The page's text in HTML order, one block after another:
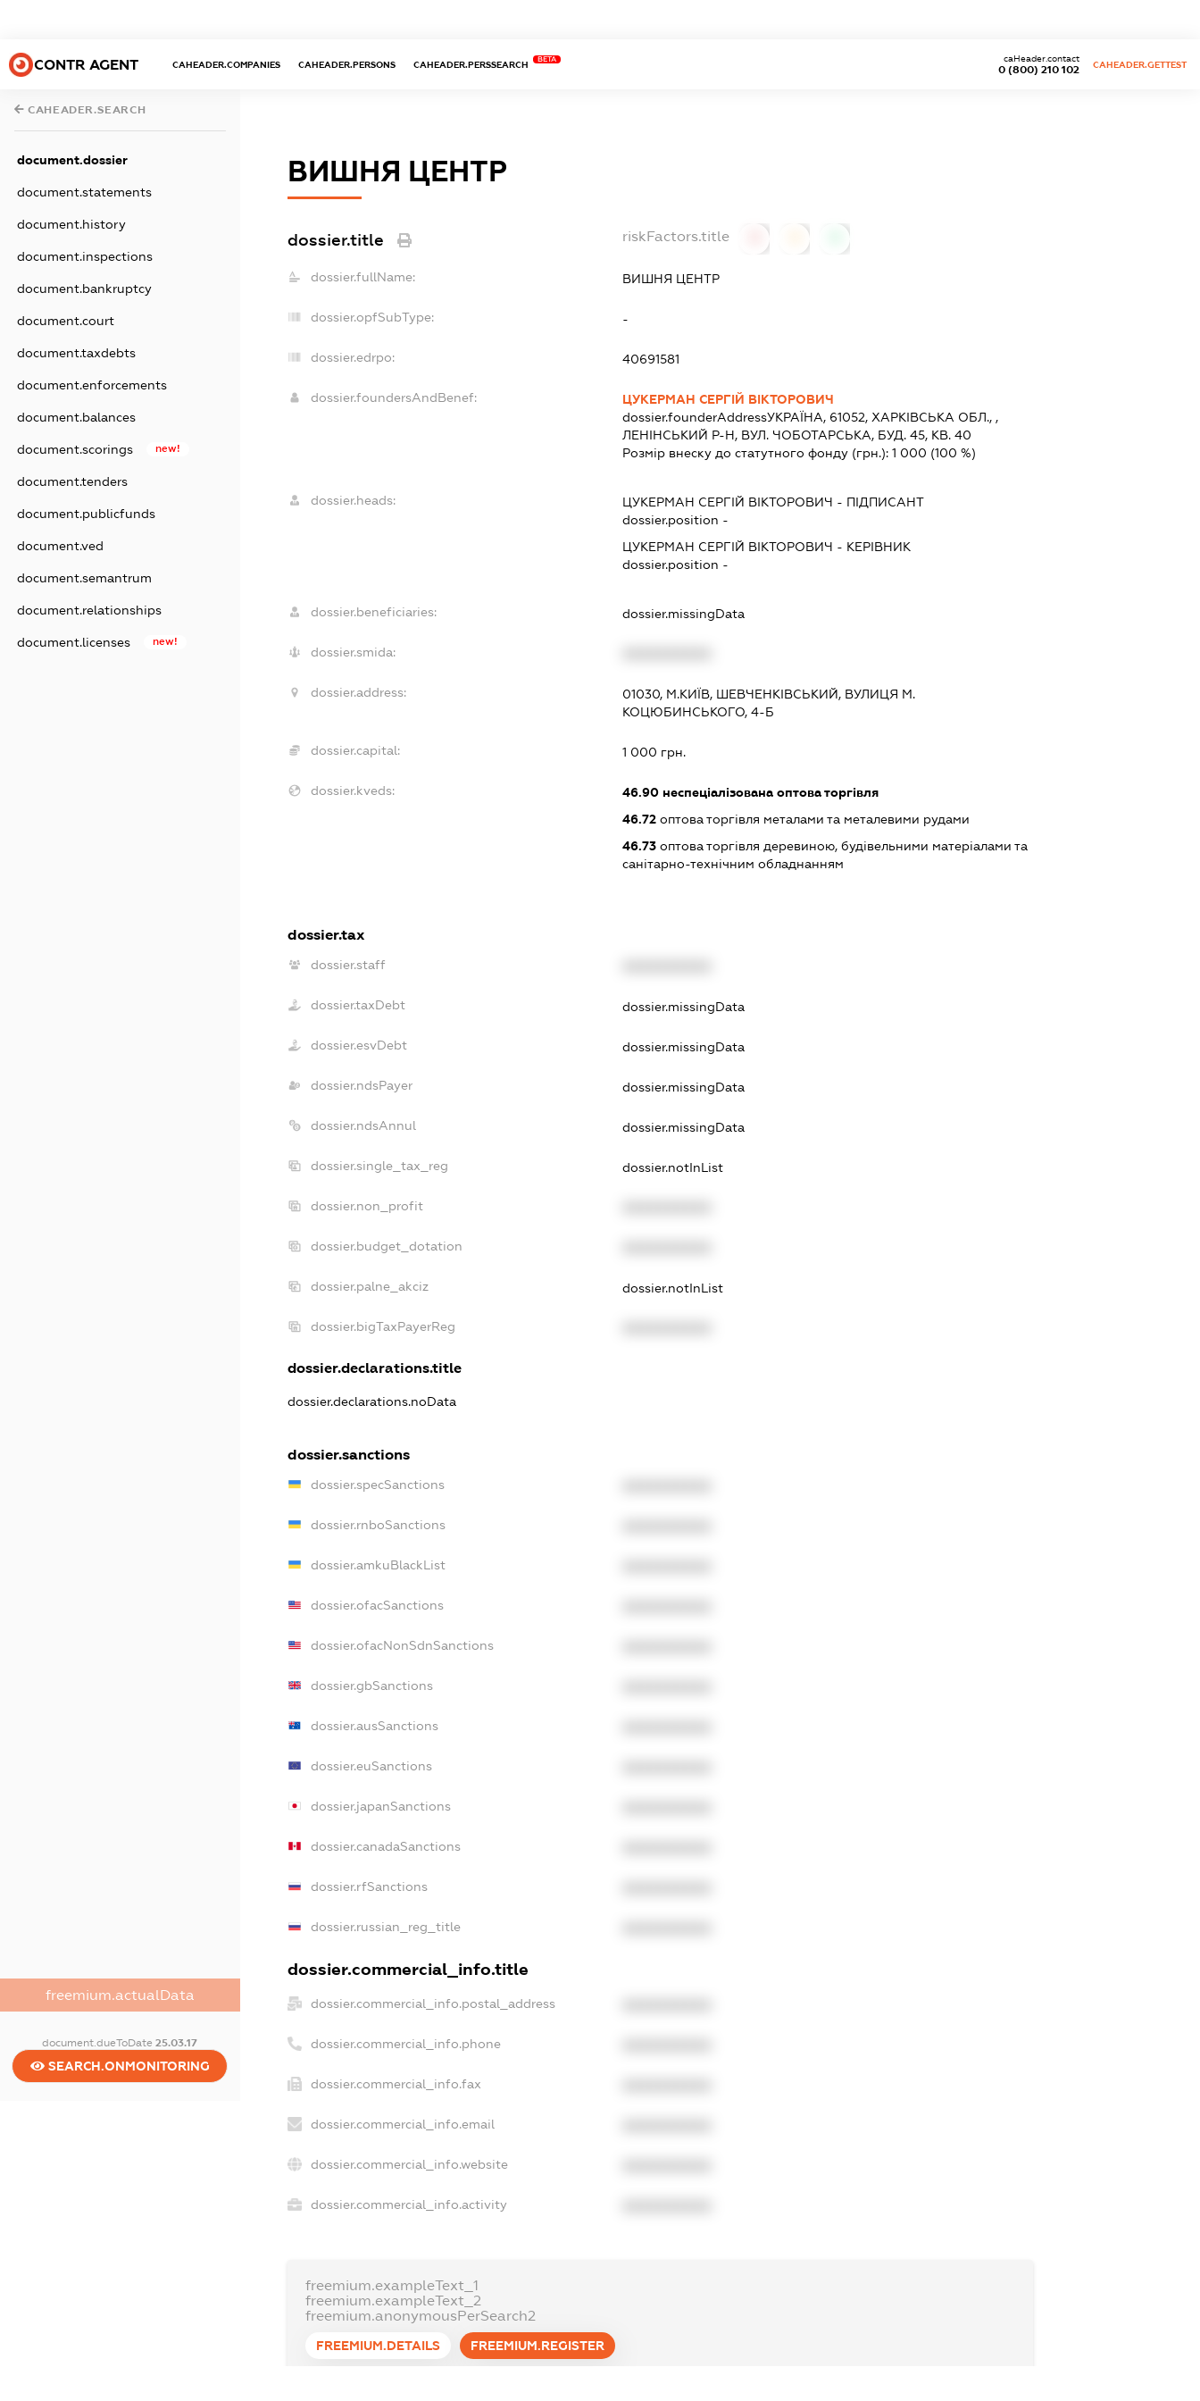
CONTR AGENT CAHEADER.COMPANIES CAHEADER.PERSONS CAHEADER.PERSSEARCH
BETA
0 (800) 210 102
caHeader.contact
CAHEADER.GETTEST
CAHEADER.SEARCH
document.dossier
document.statements
document.history
document.inspections
document.bankruptcy
document.court
document.taxdebts
document.enforcements
document.balances
document.scorings new!
document.tenders
document.publicfunds
document.ved
document.semantrum
document.relationships
document.licenses new!
freemium.actualData
document.dueToDate25.03.17
SEARCH.ONMONITORING
ВИШНЯ ЦЕНТР
dossier.title riskFactors.title
dossier.fullName: ВИШНЯ ЦЕНТР
dossier.opfSubType: -
dossier.edrpo: 40691581
dossier.foundersAndBenef:
ЦУКЕРМАН СЕРГІЙ ВІКТОРОВИЧ
dossier.founderAddressУКРАЇНА, 61052, ХАРКIВСЬКА ОБЛ., ,
ЛЕНІНСЬКИЙ Р-Н, ВУЛ. ЧОБОТАРСЬКА, БУД. 45, КВ. 40
Розмір внеску до статутного фонду (грн.):1 000 (100 %)
dossier.heads: ЦУКЕРМАН СЕРГІЙ ВІКТОРОВИЧ - ПІДПИСАНТ
dossier.position -
ЦУКЕРМАН СЕРГІЙ ВІКТОРОВИЧ - КЕРІВНИК
dossier.position -
dossier.beneficiaries: dossier.missingData
dossier.smida:
dossier.address:
01030, М.КИЇВ, ШЕВЧЕНКІВСЬКИЙ, ВУЛИЦЯ М.
КОЦЮБИНСЬКОГО, 4-Б
dossier.capital: 1 000 грн.
dossier.kveds: 46.90 неспеціалізована оптова торгівля
46.72 оптова торгівля металами та металевими рудами
46.73 оптова торгівля деревиною, будівельними матеріалами та
санітарно-технічним обладнанням
dossier.tax
dossier.staff
dossier.taxDebt dossier.missingData
dossier.esvDebt dossier.missingData
dossier.ndsPayer dossier.missingData
dossier.ndsAnnul dossier.missingData
dossier.single_tax_reg dossier.notInList
dossier.non_profit
dossier.budget_dotation
dossier.palne_akciz dossier.notInList
dossier.bigTaxPayerReg
dossier.declarations.title
dossier.declarations.noData
dossier.sanctions
dossier.specSanctions
dossier.rnboSanctions
dossier.amkuBlackList
dossier.ofacSanctions
dossier.ofacNonSdnSanctions
dossier.gbSanctions
dossier.ausSanctions
dossier.euSanctions
dossier.japanSanctions
dossier.canadaSanctions
dossier.rfSanctions
dossier.russian_reg_title
dossier.commercial_info.title
dossier.commercial_info.postal_address
dossier.commercial_info.phone
dossier.commercial_info.fax
dossier.commercial_info.email
dossier.commercial_info.website
dossier.commercial_info.activity
freemium.exampleText_1
freemium.exampleText_2
freemium.anonymousPerSearch2
FREEMIUM.DETAILS FREEMIUM.REGISTER